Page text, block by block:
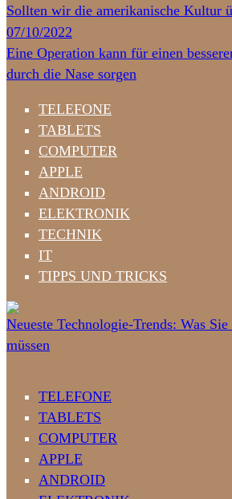
Sollten wir die amerikanische Kultur
07/10/2022
Eine Operation kann für einen
durch die Nase sorgen
TELEFONE
TABLETS
COMPUTER
APPLE
ANDROID
ELEKTRONIK
TECHNIK
IT
TIPPS UND TRICKS
Neueste Technologie-Trends: Was
müssen
TELEFONE
TABLETS
COMPUTER
APPLE
ANDROID